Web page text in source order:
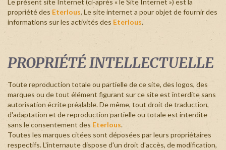
Le présent site Internet (ci-après « le Site Internet ») est la
propriété des Eterlous. Le site internet a pour objet de fournir des
informations sur les activités des Eterlous.
PROPRIÉTÉ INTELLECTUELLE
Toute reproduction totale ou partielle de ce site, des logos, des
marques ou de tout élément figurant sur ce site est interdite sans
autorisation écrite préalable. De même, tout droit de traduction,
d'adaptation et de reproduction partielle ou totale est interdite
sans le consentement des Eterlous.
Toutes les marques citées sont déposées par leurs propriétaires
respectifs. L'internaute dispose d'un droit d'accès, de modification,
Login
with
Facebook
Login
with
Google